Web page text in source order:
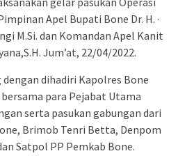
Apel Bupati Bone Dr. H. ·
M.Si. dan Komandan Apel Kanit
Jum’at, 22/04/2022.
dihadiri Kapolres Bone
bersama para Pejabat Utama
serta pasukan gabungan dari
Brimob Tenri Betta, Denpom
Satpol PP Pemkab Bone.